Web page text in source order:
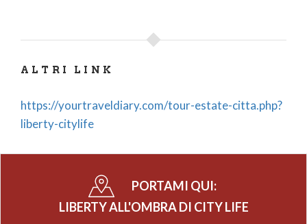
ALTRI LINK
https://yourtraveldiary.com/tour-estate-citta.php?
liberty-citylife
PORTAMI QUI:
LIBERTY ALL'OMBRA DI CITY LIFE